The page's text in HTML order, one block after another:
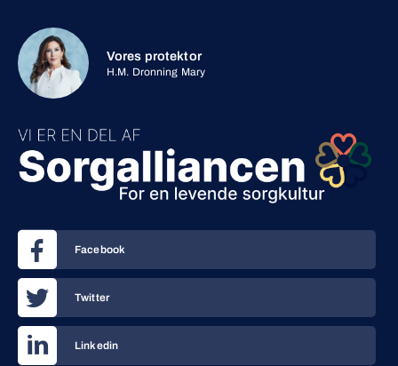
Vores protektor
H.M. Dronning Mary
Facebook
Twitter
Linkedin